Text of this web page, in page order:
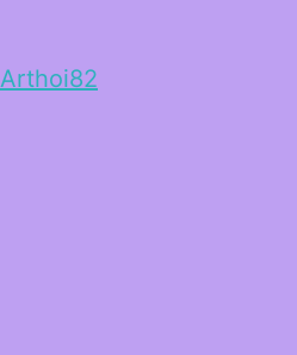
Arthoi82